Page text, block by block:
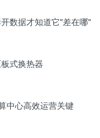
数据才知道它"差在哪"
式换热器
中心高效运营关键